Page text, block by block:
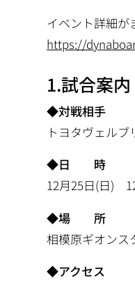
イベント詳細が
https://
1.試合案内
◆対戦相手
トヨタヴェルブ
◆日 時
12月25日(日)
◆場 所
相模原ギオン
◆アクセス